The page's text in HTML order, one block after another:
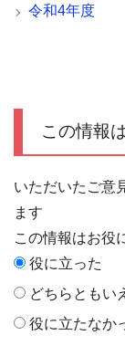
令和4年度
この情報
いただいたご意
ます
この情報はお役
役に立った
どちらともい
役に立たなか